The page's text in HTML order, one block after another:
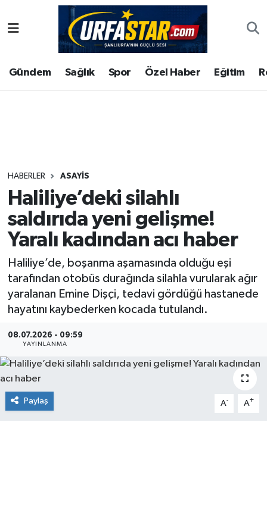
Gündem Sağlık Spor Özel Haber Eğitim
HABERLER ASAYİS
Haliliye’deki silahlı
saldırıda yeni gelişme!
Yaralı kadından acı haber
Haliliye’de, boşanma aşamasında olduğu eşi
tarafından otobüs durağında silahla vurularak ağır
yaralanan Emine Dişçi, tedavi gördüğü hastanede
hayatını kaybederken kocada tutulandı.
08.07.2026 - 09:59
YAYINLANMA
Paylaş A- A+
ASAYİS
ÇEVRE
Gündem
Kültür
Magazin
Şanlıurfa Nöbetçi Eczaneler
Şanlıurfa Hava Durumu
Tüm Manşetler
Son Dakika Haberleri
Haber Arşivi